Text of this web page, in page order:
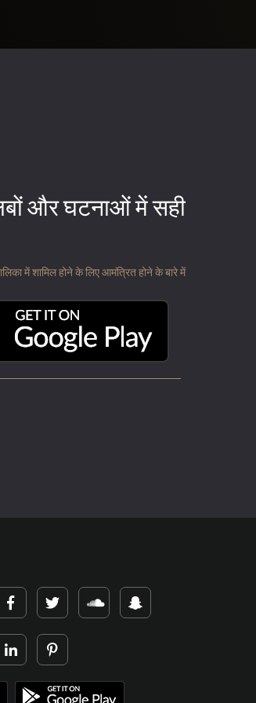
और घटनाओं में सही
में शामिल होने के लिए आमंत्रित होने के बारे में